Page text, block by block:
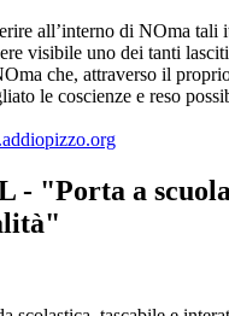
all’interno di NOma tali
visibile uno dei tanti
che, attraverso il
le coscienze e reso
- "Porta a